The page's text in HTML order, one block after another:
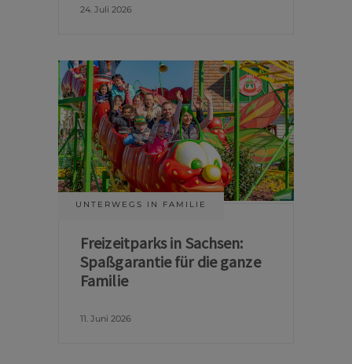
24. Juli 2026
UNTERWEGS IN FAMILIE
Freizeitparks in Sachsen:
Spaßgarantie für die ganze
Familie
11. Juni 2026